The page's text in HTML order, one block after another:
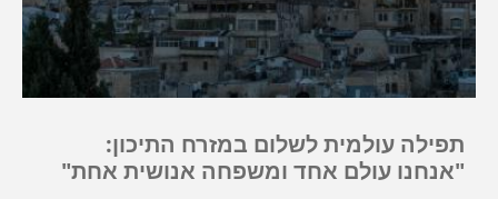
תפילה עולמית לשלום במזרח התיכון:
"אנחנו עולם אחד ומשפחה אנושית אחת"